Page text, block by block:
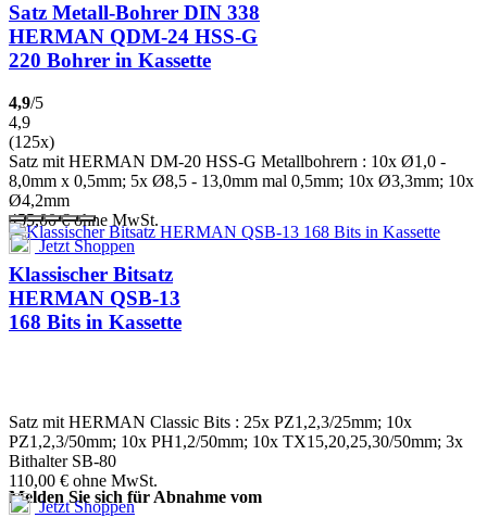
Satz Metall-Bohrer DIN 338
HERMAN QDM-24 HSS-G
220 Bohrer in Kassette
4,9/5
4,9
(125x)
Satz mit HERMAN DM-20 HSS-G Metallbohrern : 10x Ø1,0 -
8,0mm x 0,5mm; 5x Ø8,5 - 13,0mm mal 0,5mm; 10x Ø3,3mm; 10x
Ø4,2mm
455,00€ohne MwSt.
Jetzt Shoppen
Klassischer Bitsatz
HERMAN QSB-13
168 Bits in Kassette
Satz mit HERMAN Classic Bits : 25x PZ1,2,3/25mm; 10x
PZ1,2,3/50mm; 10x PH1,2/50mm; 10x TX15,20,25,30/50mm; 3x
Bithalter SB-80
110,00 € ohne MwSt.
Jetzt Shoppen
Melden Sie sich für Abnahme vom